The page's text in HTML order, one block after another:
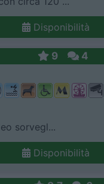
Disponibilità
9 4
sorvegl...
Disponibilità